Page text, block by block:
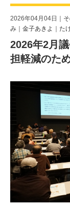
2026年04月04日｜
み ｜ 金子あきよ ｜ た
2026年2月
担軽減のた